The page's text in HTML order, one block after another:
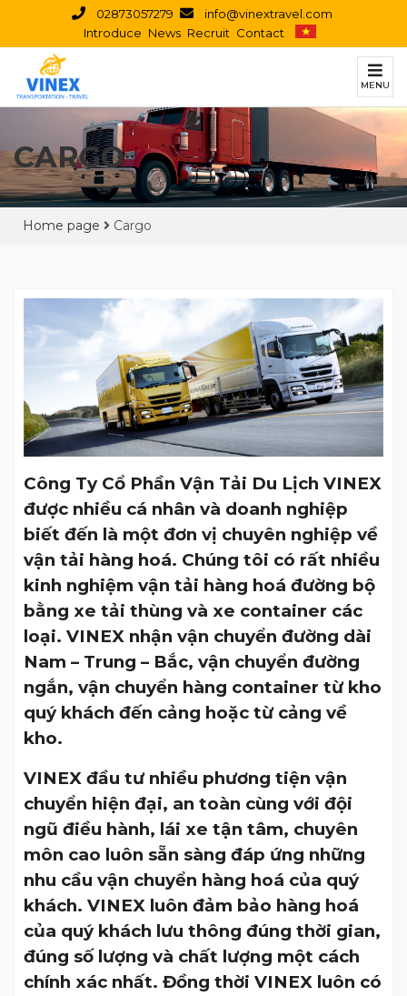
02873057279
info@vinextravel.com
Introduce News Recruit Contact
MENU
CARGO
Home page Cargo
Công Ty Cổ Phần Vận Tải Du Lịch VINEX
được nhiều cá nhân và doanh nghiệp
biết đến là một đơn vị chuyên nghiệp về
vận tải hàng hoá. Chúng tôi có rất nhiều
kinh nghiệm vận tải hàng hoá đường bộ
bằng xe tải thùng và xe container các
loại. VINEX nhận vận chuyển đường dài
Nam – Trung – Bắc, vận chuyển đường
ngắn, vận chuyển hàng container từ kho
quý khách đến cảng hoặc từ cảng về
kho.
VINEX đầu tư nhiều phương tiện vận
chuyển hiện đại, an toàn cùng với đội
ngũ điều hành, lái xe tận tâm, chuyên
môn cao luôn sẵn sàng đáp ứng những
nhu cầu vận chuyển hàng hoá của quý
khách. VINEX luôn đảm bảo hàng hoá
của quý khách lưu thông đúng thời gian,
đúng số lượng và chất lượng một cách
chính xác nhất. Đồng thời VINEX luôn có